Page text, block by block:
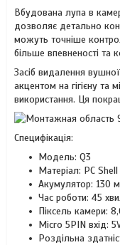
Вбудована лупа в
дозволяє детально
можуть точніше
більше впевненості та
Засіб видалення
акцентом на гігієну
використання. Ця
Специфікація:
Модель: Q3
Матеріал: PC Shell
Акумулятор: 130
Час роботи: 45
Піксель камери:
Micro 5PIN вхід:
Роздільна